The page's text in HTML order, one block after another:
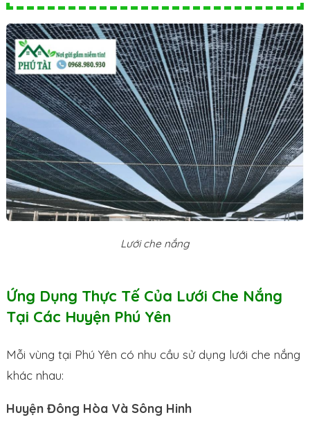
Lưới che nắng
Ứng Dụng Thực Tế Của Lưới Che Nắng
Tại Các Huyện Phú Yên
Mỗi vùng tại Phú Yên có nhu cầu sử dụng lưới che nắng
khác nhau:
Huyện Đông Hòa Và Sông Hinh